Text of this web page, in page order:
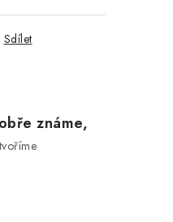
Sdílet
známe,